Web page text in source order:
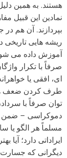
هستند. به همین
نمادین این قبیل
بپردازند. آن هم
ریشه هایی تاریخی
آموزش داده می
صرفاً با تکرار
ای، افقی یا
طرف کردن ضعف
توان صرفاً با
دموکراسی – ضمن
مسلماً هر الگو یا
ایراداتی دارد؛
دیگرانی که جسارت